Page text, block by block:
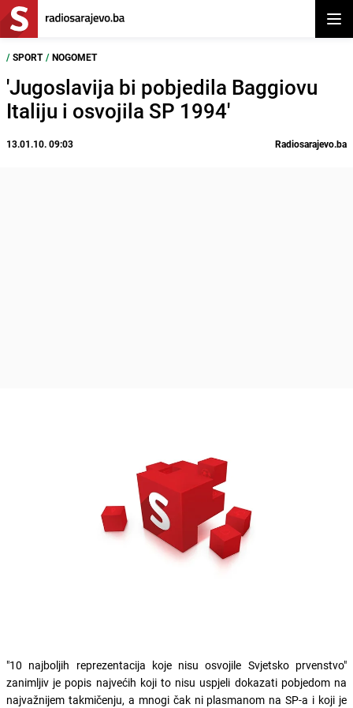
/ SPORT / NOGOMET
'Jugoslavija bi pobjedila Baggiovu
Italiju i osvojila SP 1994'
13.01.10. 09:03 Radiosarajevo.ba
"10 najboljih reprezentacija koje nisu osvojile Svjetsko prvenstvo"
zanimljiv je popis najvećih koji to nisu uspjeli dokazati pobjedom na
najvažnijem takmičenju, a mnogi čak ni plasmanom na SP-a i koji je